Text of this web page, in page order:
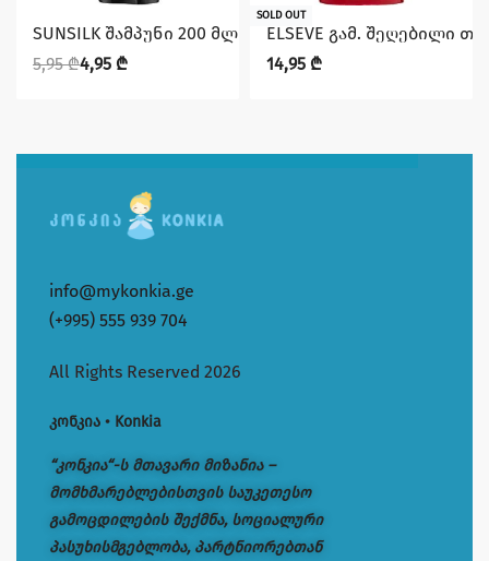
SUNSILK შამპუნი 200 მლ შავი ბზინვარება
5,95₾4,95 ₾
SOLD OUT
ELSEVE გამ. შეღებილი
14,95 ₾
info@mykonkia.ge
(+995) 555 939 704
All Rights Reserved 2026
კონკია • Konkia
“კონკია“-ს მთავარი მიზანია –
მომხმარებლებისთვის საუკეთესო
გამოცდილების შექმნა, სოციალური
პასუხისმგებლობა, პარტნიორებთან